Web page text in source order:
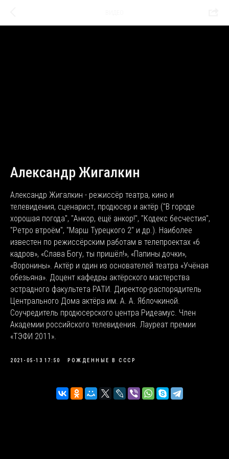
Александр Жигалкин
Александр Жигалкин - режиссёр театра, кино и
телевидения, сценарист, продюсер и актёр ("В городе
хорошая погода", "Анкор, ещё анкор!", "Кодекс бесчестия",
"Ретро втроём", "Марш Турецкого 2" и др.). Наиболее
известен по режиссёрским работам в телепроектах «6
кадров», «Слава Богу, ты пришёл!», «Папины дочки»,
«Воронины». Актёр и один из основателей театра «Учёная
обезьяна». Доцент кафедры актёрского мастерства
эстрадного факультета РАТИ. Директор-распорядитель
Центрального Дома актёра им. А. А. Яблочкиной.
Соучредитель продюсерского центра Ридеамус. Член
Академии российского телевидения. Лауреат премии
«ТЭФИ 2011».
2021-05-13 17:50 РОЖДЕННЫЕ В СССР